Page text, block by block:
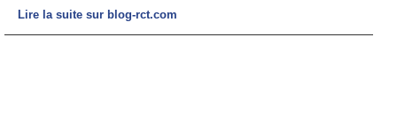
Lire la suite sur blog-rct.com